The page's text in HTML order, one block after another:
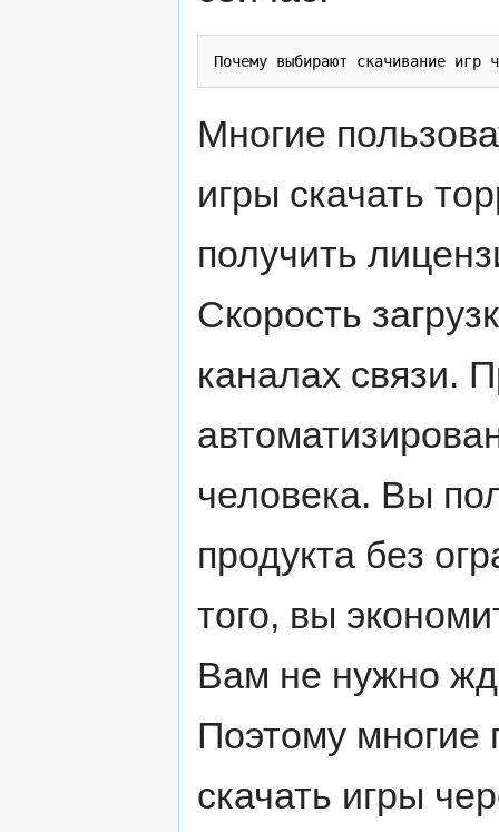
Многие
игры скачать
получить
Скорость
каналах связи.
человека. Вы
продукта без
того, вы
Вам не нужно
Поэтому многие
скачать игры